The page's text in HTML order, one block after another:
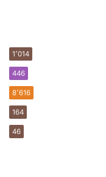
1٬014
446
8٬616
164
46